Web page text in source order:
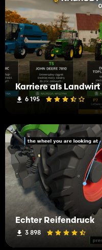
Karriere als Landwirt
6 195
Echter Reifendruck
3 898